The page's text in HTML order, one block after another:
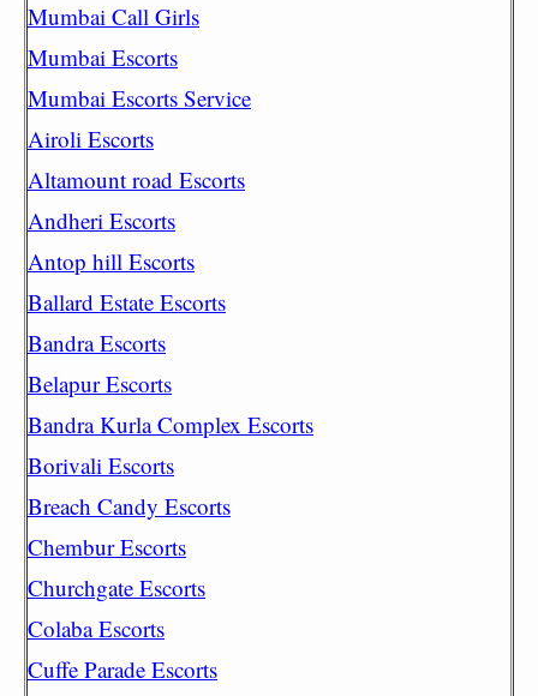
Mumbai Call Girls
Mumbai Escorts
Mumbai Escorts Service
Airoli Escorts
Altamount road Escorts
Andheri Escorts
Antop hill Escorts
Ballard Estate Escorts
Bandra Escorts
Belapur Escorts
Bandra Kurla Complex Escorts
Borivali Escorts
Breach Candy Escorts
Chembur Escorts
Churchgate Escorts
Colaba Escorts
Cuffe Parade Escorts